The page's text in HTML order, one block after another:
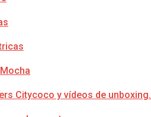
Citycoco y vídeos de unboxing.